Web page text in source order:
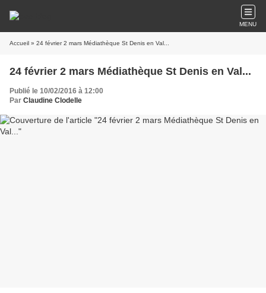
MENU
Accueil » 24 février 2 mars Médiathèque St Denis en Val...
24 février 2 mars Médiathèque St Denis en Val...
Publié le 10/02/2016 à 12:00
Par Claudine Clodelle